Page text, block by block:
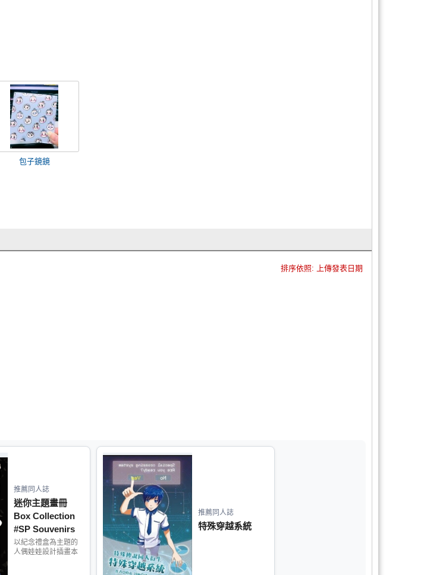
包子鏡鏡
排序依照: 上傳發表日期
推薦同人誌
迷你主題畫冊
Box Collection
#SP Souvenirs
以紀念禮盒為主題的
人偶娃娃設計插畫本
推薦同人誌
特殊穿越系統